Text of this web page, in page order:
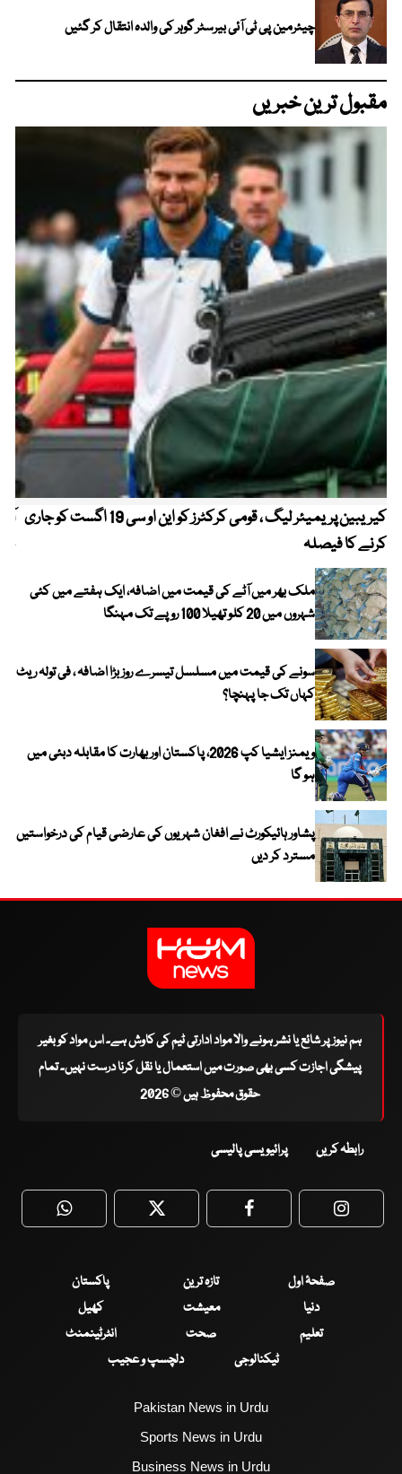
چیئرمین پی ٹی آئی بیرسٹر گوہر کی والدہ انتقال کر گئیں
مقبول ترین خبریں
کیریبین پریمیئر لیگ ، قومی کرکٹرز کو این او سی 19 اگست کو جاری
کرنے کا فیصلہ
ملک بھر میں آٹے کی قیمت میں اضافہ، ایک ہفتے میں کئی
شہروں میں 20 کلو تھیلا 100 روپے تک مہنگا
سونے کی قیمت میں مسلسل تیسرے روز بڑا اضافہ ، فی تولہ ریٹ
کہاں تک جا پہنچا؟
ویمنز ایشیا کپ 2026، پاکستان اور بھارت کا مقابلہ دبئی میں
ہو گا
پشاور ہائیکورٹ نے افغان شہریوں کی عارضی قیام کی درخواستیں
مسترد کر دیں
ہم نیوز پر شائع یا نشر ہونے والا مواد ادارتی ٹیم کی کاوش ہے۔ اس مواد کو بغیر
پیشگی اجازت کسی بھی صورت میں استعمال یا نقل کرنا درست نہیں۔ تمام
حقوق محفوظ ہیں © 2026
رابطہ کریں پرائیویسی پالیسی
WhatsApp Twitter Facebook
صفحۂ اول تازہ ترین
پاکستان
دنیا
معیشت
کھیل
تعلیم
صحت
انٹرٹینمنٹ
ٹیکنالوجی
دلچسپ و عجیب
Pakistan News in Urdu
Sports News in Urdu
Business News in Urdu